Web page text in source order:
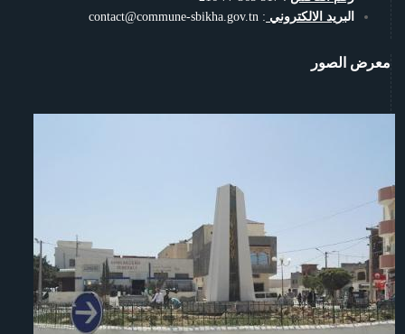
البريد الالكتروني : contact@commune-sbikha.gov.tn
معرض الصور